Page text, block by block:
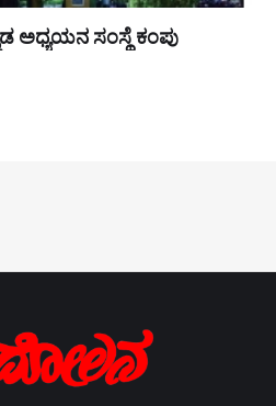
ಅಧ್ಯಯನ ಸಂಸ್ಥೆ ಕಂಪು